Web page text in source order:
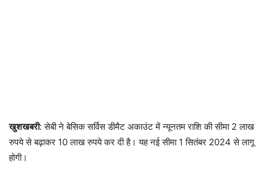
खुशखबरी: सेबी ने बेसिक सर्विस डीमैट अकाउंट में न्यूनतम राशि की सीमा 2 लाख
रुपये से बढ़ाकर 10 लाख रुपये कर दी है। यह नई सीमा 1 सितंबर 2024 से लागू
होगी।